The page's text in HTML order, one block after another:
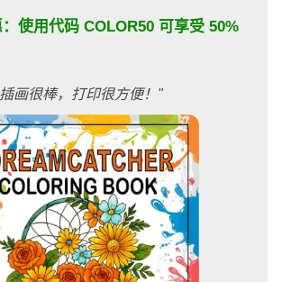
使用代码 COLOR50 可享受 50%
画很棒，打印很方便！"